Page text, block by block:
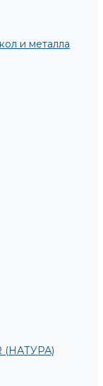
и металла
(НАТУРА)